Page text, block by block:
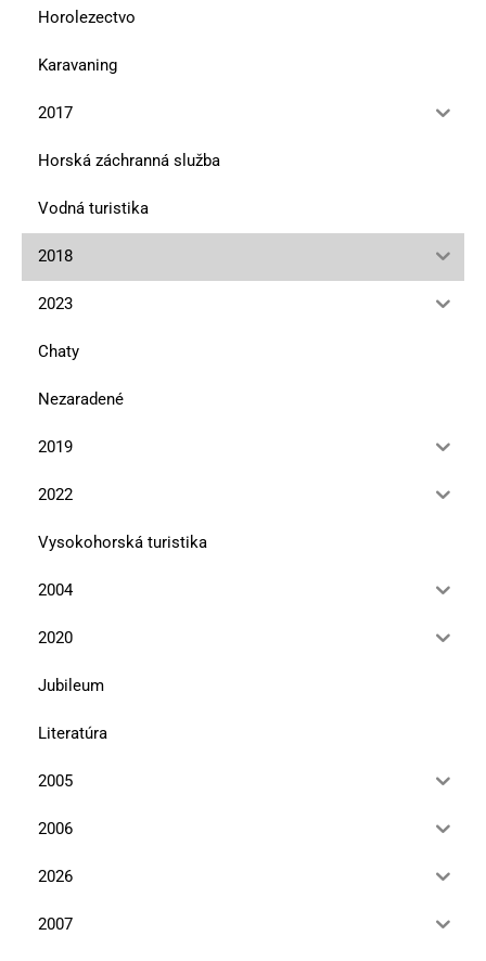
Horolezectvo
Karavaning
2017
Horská záchranná služba
Vodná turistika
2018
2023
Chaty
Nezaradené
2019
2022
Vysokohorská turistika
2004
2020
Jubileum
Literatúra
2005
2006
2026
2007